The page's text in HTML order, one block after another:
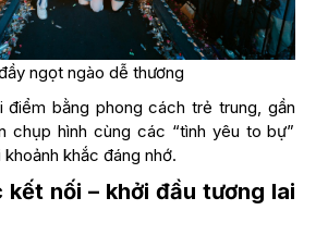
ngọt ngào dễ thương
điểm bằng phong cách trẻ trung, gần
chụp hình cùng các “tình yêu to bự”
khắc đáng nhớ.
kết nối – khởi đầu tương lai